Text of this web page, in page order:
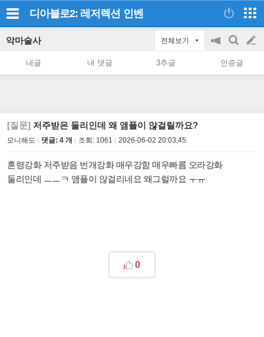
디아블로2: 레저렉션 인벤
악마술사 전체보기
공
on/off
검
색
글
쓰
내글 내 댓글 3추글 인증글
[질문] 저주받은 둘리인데 왜 앰플이 않걸릴까요?
모니해도 댓글: 4 개 조회: 1061 2026-06-02 20:03:45
혼령강화 저주받음 번개강화 매우강함 매우빠름 오라강화
둘리인데 ㅡㅡㅋ 앰플이 않걸리네요 왜그럴까요 ㅜㅠ
0